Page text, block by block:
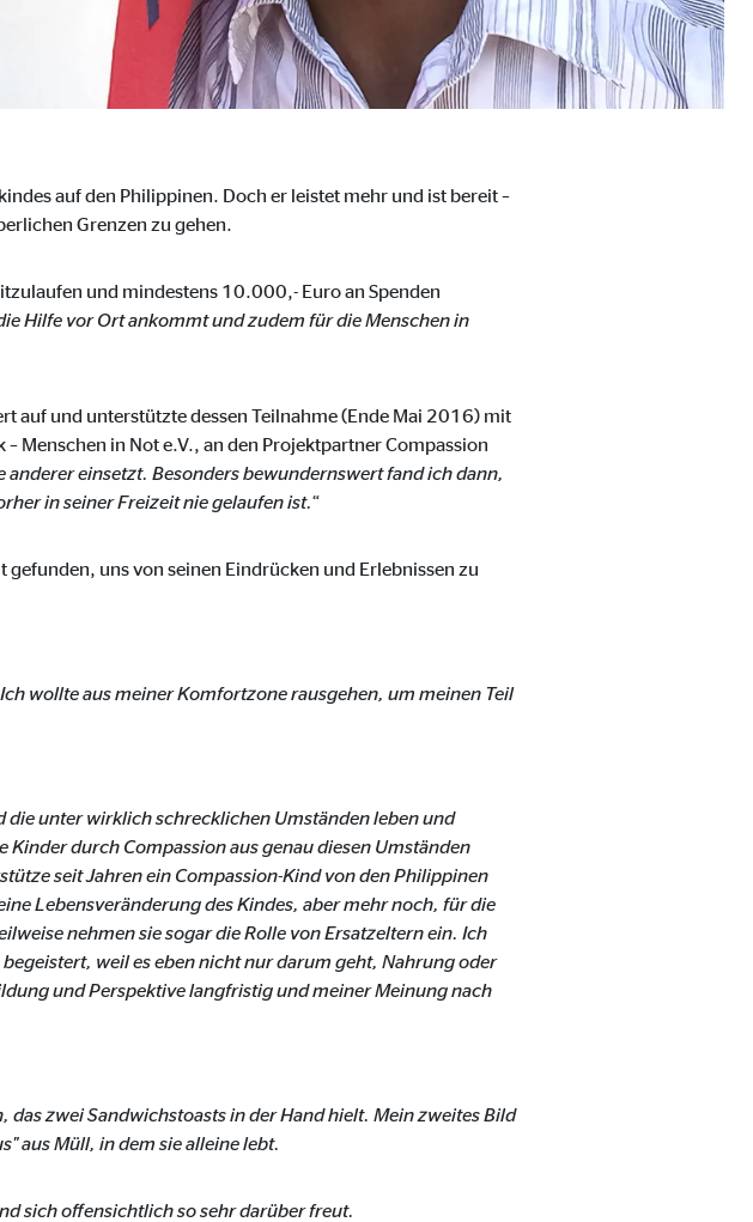
auf den Philippinen. Doch er leistet mehr und ist bereit –
Grenzen zu gehen.
und mindestens 10.000,- Euro an Spenden
Hilfe vor Ort ankommt und zudem für die Menschen in
auf und unterstützte dessen Teilnahme (Ende Mai 2016) mit
Menschen in Not e.V., an den Projektpartner Compassion
einsetzt. Besonders bewundernswert fand ich dann,
in seiner Freizeit nie gelaufen ist.“
gefunden, uns von seinen Eindrücken und Erlebnissen zu
wollte aus meiner Komfortzone rausgehen, um meinen Teil
die unter wirklich schrecklichen Umständen leben und
durch Compassion aus genau diesen Umständen
seit Jahren ein Compassion-Kind von den Philippinen
Lebensveränderung des Kindes, aber mehr noch, für die
nehmen sie sogar die Rolle von Ersatzeltern ein. Ich
weil es eben nicht nur darum geht, Nahrung oder
und Perspektive langfristig und meiner Meinung nach
zwei Sandwichstoasts in der Hand hielt. Mein zweites Bild
aus Müll, in dem sie alleine lebt.
sich offensichtlich so sehr darüber freut.